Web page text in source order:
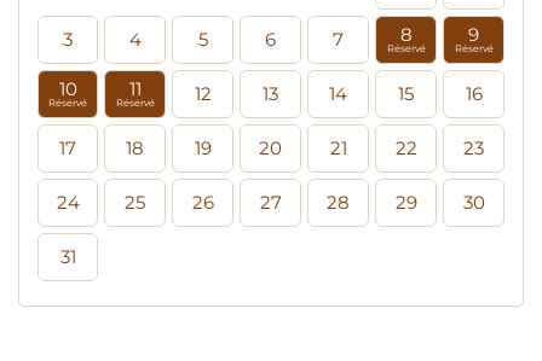
3 4 5 6 7 8
Réservé
9
Réservé
10
Réservé
11
Réservé 12 13 14 15 16
17 18 19 20 21 22 23
24 25 26 27 28 29 30
31